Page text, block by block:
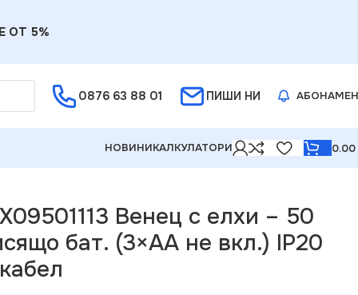
ОТ 5%
0876 63 88 01 ПИШИ НИ
НОВИНИКАЛКУЛАТОРИ 0.00
Венец с елхи – 50
бат. (3×AA не вкл.) IP20